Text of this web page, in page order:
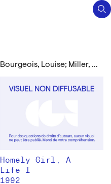
Bourgeois, Louise; Miller, Arthur
Homely Girl, A
Life I
1992